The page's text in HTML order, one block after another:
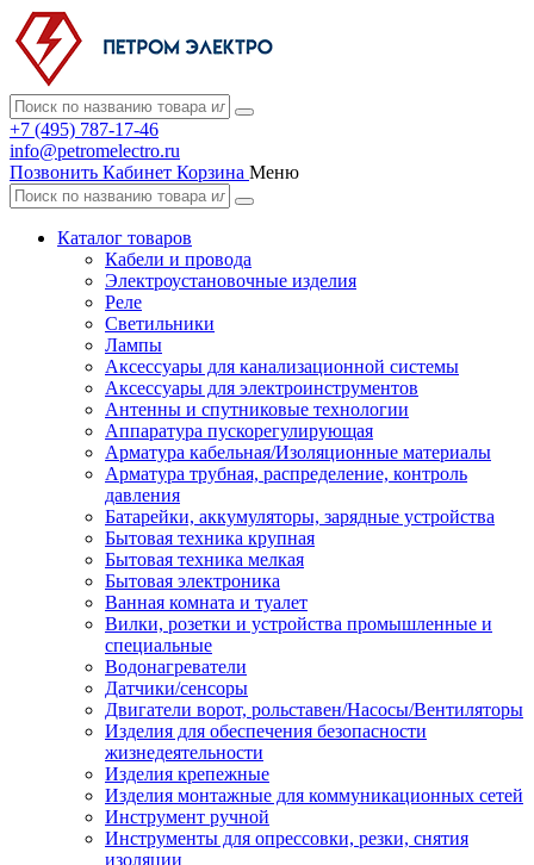
+7 (495) 787-17-46
info@petromelectro.ru
Позвонить Кабинет Корзина Меню
Каталог товаров
Кабели и провода
Электроустановочные изделия
Реле
Светильники
Лампы
Аксессуары для канализационной системы
Аксессуары для электроинструментов
Антенны и спутниковые технологии
Аппаратура пускорегулирующая
Арматура кабельная/Изоляционные материалы
Арматура трубная, распределение, контроль
давления
Батарейки, аккумуляторы, зарядные устройства
Бытовая техника крупная
Бытовая техника мелкая
Бытовая электроника
Ванная комната и туалет
Вилки, розетки и устройства промышленные и
специальные
Водонагреватели
Датчики/сенсоры
Двигатели ворот, рольставен/Насосы/Вентиляторы
Изделия для обеспечения безопасности
жизнедеятельности
Изделия крепежные
Изделия монтажные для коммуникационных сетей
Инструмент ручной
Инструменты для опрессовки, резки, снятия
изоляции